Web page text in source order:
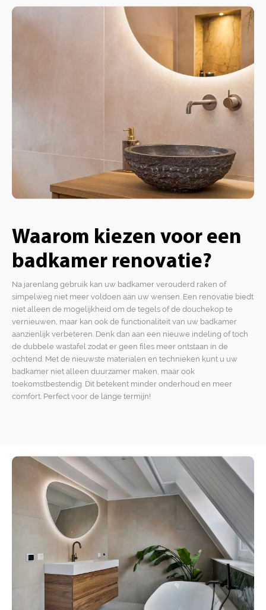
Waarom kiezen voor een
badkamer renovatie?
Na jarenlang gebruik kan uw badkamer verouderd raken of
simpelweg niet meer voldoen aan uw wensen. Een renovatie biedt
niet alleen de mogelijkheid om de tegels of de douchekop te
vernieuwen, maar kan ook de functionaliteit van uw badkamer
aanzienlijk verbeteren. Denk dan aan een nieuwe indeling of toch
de dubbele wastafel zodat er geen files meer ontstaan in de
ochtend. Met de nieuwste materialen en technieken kunt u uw
badkamer niet alleen duurzamer maken, maar ook
toekomstbestendig. Dit betekent minder onderhoud en meer
comfort. Perfect voor de lange termijn!